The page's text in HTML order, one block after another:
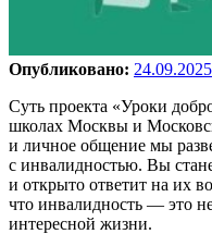
Опубликовано: 24.09.2025
Суть проекта «Уроки
школах Москвы и
и личное общение мы
с инвалидностью. Вы
и открыто ответит на их
что инвалидность — это
интересной жизни.